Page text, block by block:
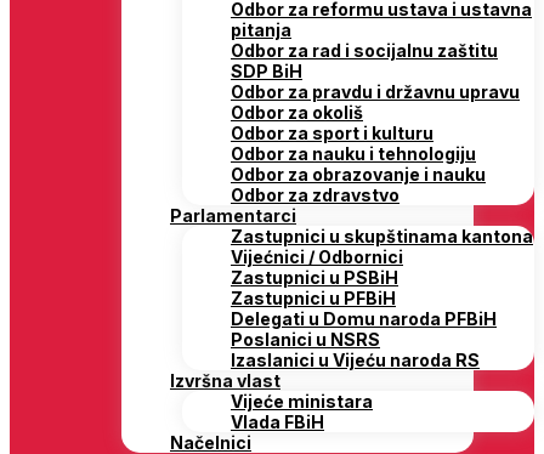
Odbor za reformu ustava i ustavna
pitanja
Odbor za rad i socijalnu zaštitu
SDP BiH
Odbor za pravdu i državnu upravu
Odbor za okoliš
Odbor za sport i kulturu
Odbor za nauku i tehnologiju
Odbor za obrazovanje i nauku
Odbor za zdravstvo
Parlamentarci
Zastupnici u skupštinama kantona
Vijećnici / Odbornici
Zastupnici u PSBiH
Zastupnici u PFBiH
Delegati u Domu naroda PFBiH
Poslanici u NSRS
Izaslanici u Vijeću naroda RS
Izvršna vlast
Vijeće ministara
Vlada FBiH
Načelnici